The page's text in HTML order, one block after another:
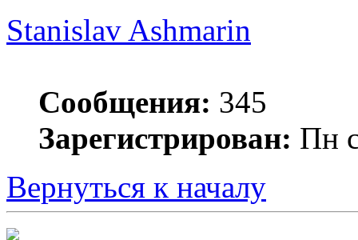
Stanislav Ashmarin
Сообщения: 345
Зарегистрирован: Пн
Вернуться к началу